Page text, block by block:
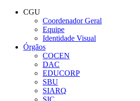
Conteúdo principal
CGU
Coordenador Geral
Equipe
Identidade Visual
Órgãos
COCEN
DAC
EDUCORP
SBU
SIARQ
SIC